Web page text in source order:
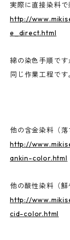
実際に直接染料で
http://
e_direct.html
綿の染色手順で
同じ作業工程です
他の含金染料（落
http://
ankin-color.html
他の酸性染料（鮮
http://
cid-color.html